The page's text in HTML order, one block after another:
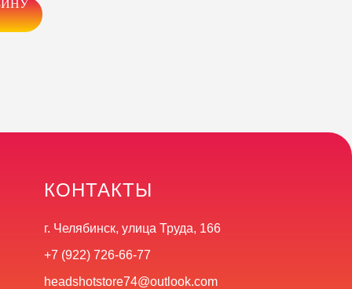
КОНТАКТЫ
+7 (922) 726-66-77
headshotstore74@outlook.com
г. Челябинск, улица Труда, 166